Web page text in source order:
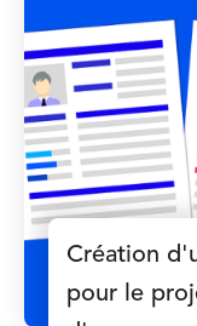
Création
pour le